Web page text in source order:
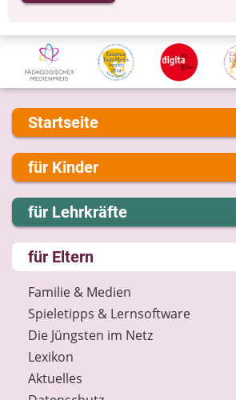
Startseite
Über uns
Presse
Kontakt
Impressum
Internet-ABC Sitemap
Barrierefreiheit
Länderprojekte
für Kinder
Lernen und Schule
Hobby und Freizeit
Spiel und Spaß
Mitreden und Mitmachen
Lexikon
Datenschutz
Newsletter
für Lehrkräfte
Lernmodule
Unterrichts­materialien
Internet-ABC-Schule
Praxishilfen
Aktuelles
Materialbestellung
Lexikon
für Eltern
Familie & Medien
Spieletipps & Lernsoftware
Die Jüngsten im Netz
Lexikon
Aktuelles